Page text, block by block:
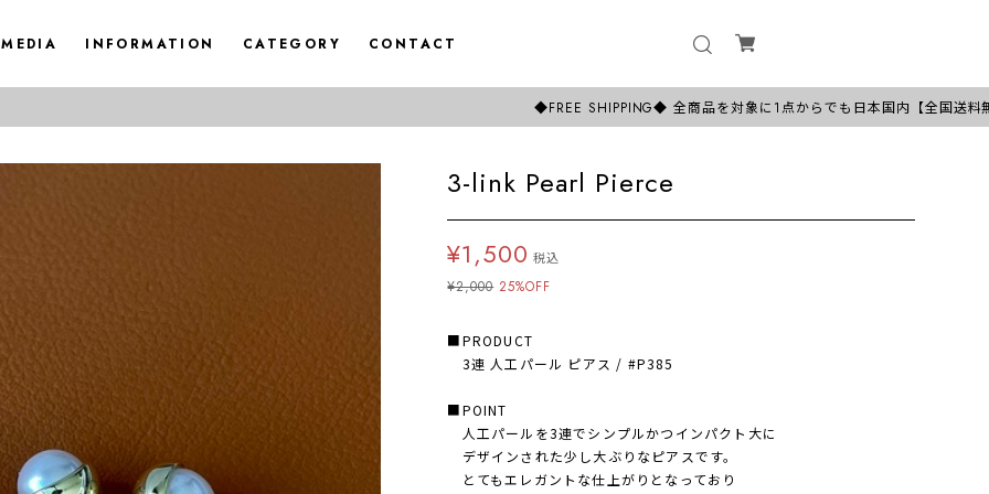
MEDIA INFORMATION CATEGORY CONTACT
◆FREE SHIPPING◆ 全商品を対象に1点からでも日本国内【全国送料無料！】お気軽
3-link Pearl Pierce
¥1,500 税込
¥2,000 25%OFF
■PRODUCT
3連 人工パール ピアス / #P385
■POINT
人工パールを3連でシンプルかつインパクト大に
デザインされた少し大ぶりなピアスです。
とてもエレガントな仕上がりとなっており